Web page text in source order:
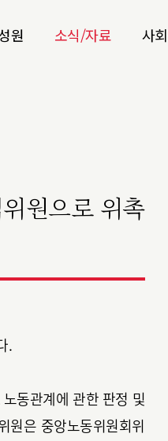
원 소식/자료 사
원으로 위촉
.
동관계에 관한 판정 및
원은 중앙노동위원회위